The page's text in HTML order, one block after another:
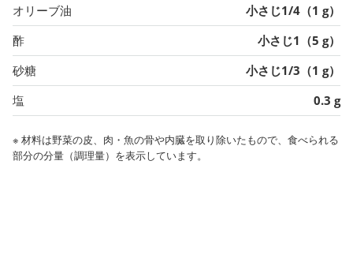
オリーブ油
小さじ1/4（1 g）
酢
小さじ1（5 g）
砂糖
小さじ1/3（1 g）
塩
0.3 g
※ 材料は野菜の皮、肉・魚の骨や内臓を取り除いたもので、食べられる
部分の分量（調理量）を表示しています。